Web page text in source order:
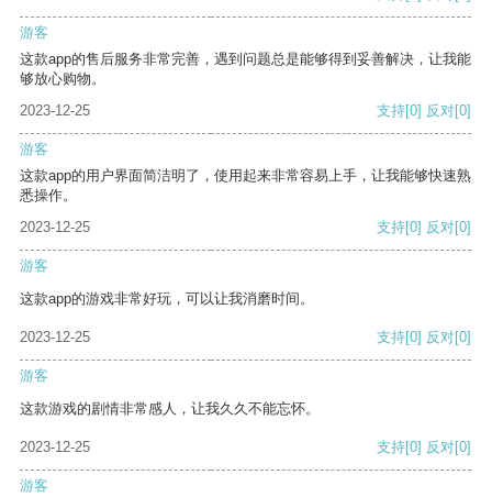
游客
这款app的售后服务非常完善，遇到问题总是能够得到妥善解决，让我能
够放心购物。
2023-12-25
支持[0] 反对[0]
游客
这款app的用户界面简洁明了，使用起来非常容易上手，让我能够快速熟
悉操作。
2023-12-25
支持[0] 反对[0]
游客
这款app的游戏非常好玩，可以让我消磨时间。
2023-12-25 支持[0] 反对[0]
游客
这款游戏的剧情非常感人，让我久久不能忘怀。
2023-12-25 支持[0] 反对[0]
游客